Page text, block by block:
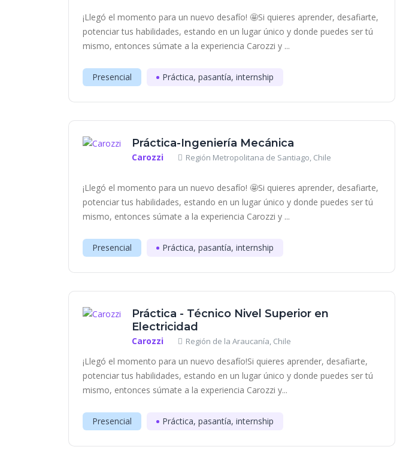
¡Llegó el momento para un nuevo desafío! 🤩Si quieres aprender, desafiarte,
potenciar tus habilidades, estando en un lugar único y donde puedes ser tú
mismo, entonces súmate a la experiencia Carozzi y ...
Presencial Práctica, pasantía, internship
Práctica-Ingeniería Mecánica
Carozzi Región Metropolitana de Santiago, Chile
¡Llegó el momento para un nuevo desafío! 🤩Si quieres aprender, desafiarte,
potenciar tus habilidades, estando en un lugar único y donde puedes ser tú
mismo, entonces súmate a la experiencia Carozzi y ...
Presencial Práctica, pasantía, internship
Práctica - Técnico Nivel Superior en
Electricidad
Carozzi Región de la Araucanía, Chile
¡Llegó el momento para un nuevo desafío!Si quieres aprender, desafiarte,
potenciar tus habilidades, estando en un lugar único y donde puedes ser tú
mismo, entonces súmate a la experiencia Carozzi y...
Presencial Práctica, pasantía, internship